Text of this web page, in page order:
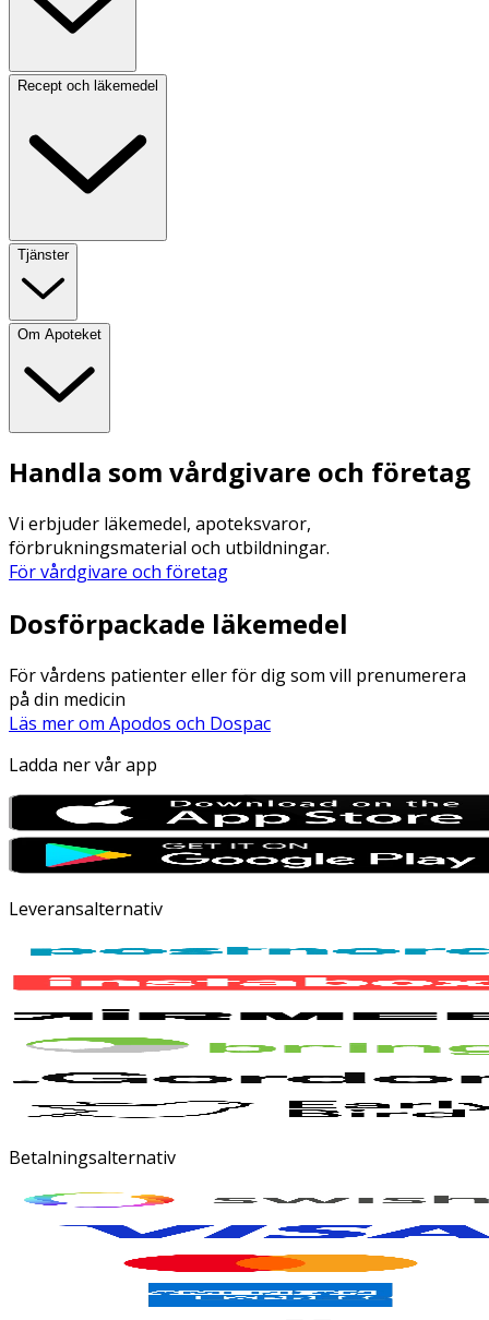
Recept och läkemedel
Tjänster
Om Apoteket
Handla som vårdgivare och företag
Vi erbjuder läkemedel, apoteksvaror,
förbrukningsmaterial och utbildningar.
För vårdgivare och företag
Dosförpackade läkemedel
För vårdens patienter eller för dig som vill prenumerera
på din medicin
Läs mer om Apodos och Dospac
Ladda ner vår app
Leveransalternativ
Betalningsalternativ